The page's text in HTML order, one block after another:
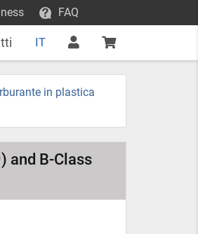
FAQ
IT
in plastica
and B-Class